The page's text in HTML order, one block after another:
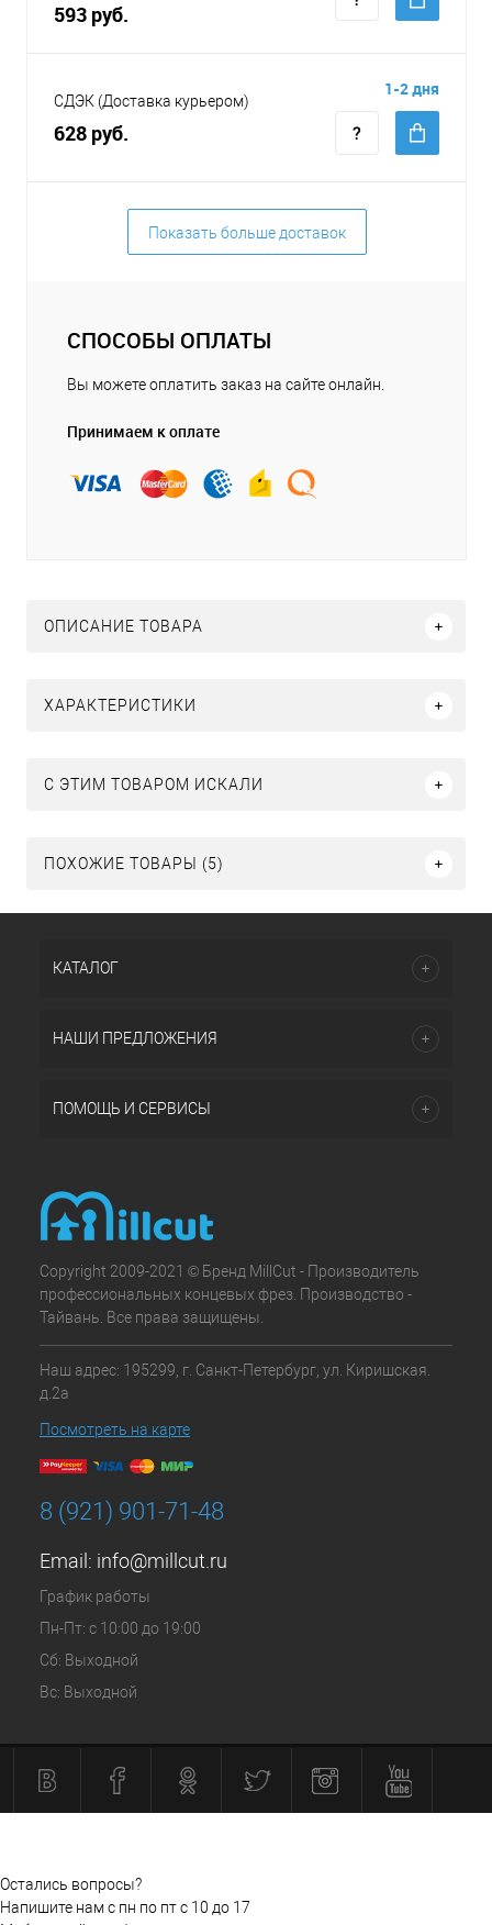
593 руб.
СДЭК (Доставка курьером)
628 руб.
1-2 дня
Показать больше доставок
СПОСОБЫ ОПЛАТЫ
Вы можете оплатить заказ на сайте онлайн.
Принимаем к оплате
ОПИСАНИЕ ТОВАРА
ХАРАКТЕРИСТИКИ
C ЭТИМ ТОВАРОМ ИСКАЛИ
ПОХОЖИЕ ТОВАРЫ (5)
КАТАЛОГ
НАШИ ПРЕДЛОЖЕНИЯ
ПОМОЩЬ И СЕРВИСЫ
Copyright 2009-2021 © Бренд MillCut - Производитель
профессиональных концевых фрез. Производство -
Тайвань. Все права защищены.
Наш адрес: 195299, г. Санкт-Петербург, ул. Киришская.
д.2а
Посмотреть на карте
8 (921) 901-71-48
Email: info@millcut.ru
График работы
Пн-Пт: с 10:00 до 19:00
Сб: Выходной
Вс: Выходной
Остались вопросы?
Напишите нам с пн по пт с 10 до 17